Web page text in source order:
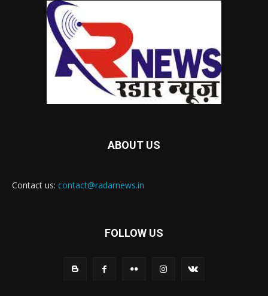
ABOUT US
Contact us: contact@radarnews.in
FOLLOW US